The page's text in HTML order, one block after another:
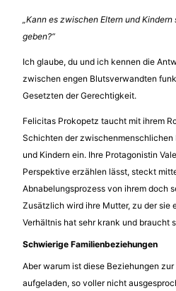
„Kann es zwischen Eltern und
geben?“
Ich glaube, du und ich kennen die
zwischen engen Blutsverwandten
Gesetzten der Gerechtigkeit.
Felicitas Prokopetz taucht mit ihrem
Schichten der
und Kindern ein. Ihre Protagonistin
Perspektive erzählen lässt, steckt
Abnabelungsprozess von ihrem doch
Zusätzlich wird ihre Mutter, zu der sie
Verhältnis hat sehr krank und braucht
Schwierige Familienbeziehungen
Aber warum ist diese Beziehungen
aufgeladen, so voller nicht